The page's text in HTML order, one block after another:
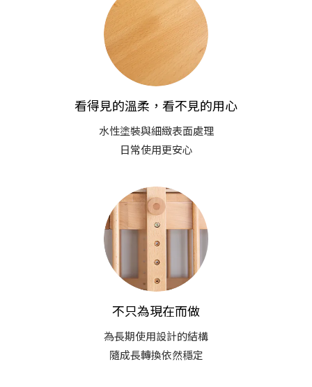
看得見的溫柔，看不見的用心
水性塗裝與細緻表面處理
日常使用更安心
不只為現在而做
為長期使用設計的結構
隨成長轉換依然穩定